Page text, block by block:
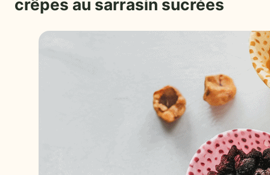
crêpes au sarrasin sucrées